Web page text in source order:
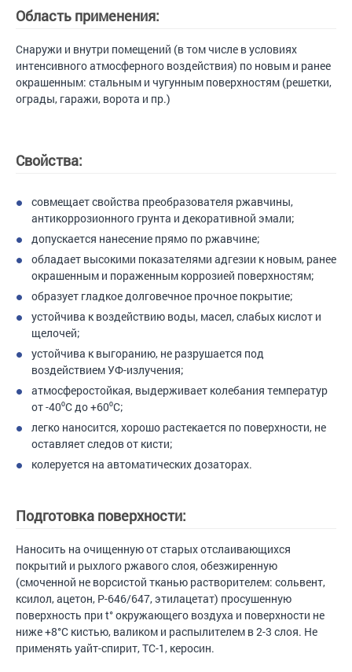
Область применения:
Снаружи и внутри помещений (в том числе в условиях
интенсивного атмосферного воздействия) по новым и ранее
окрашенным: стальным и чугунным поверхностям (решетки,
ограды, гаражи, ворота и пр.)
Свойства:
совмещает свойства преобразователя ржавчины,
антикоррозионного грунта и декоративной эмали;
допускается нанесение прямо по ржавчине;
обладает высокими показателями адгезии к новым, ранее
окрашенным и пораженным коррозией поверхностям;
образует гладкое долговечное прочное покрытие;
устойчива к воздействию воды, масел, слабых кислот и
щелочей;
устойчива к выгоранию, не разрушается под
воздействием УФ-излучения;
атмосферостойкая, выдерживает колебания температур
от -40⁰C до +60⁰С;
легко наносится, хорошо растекается по поверхности, не
оставляет следов от кисти;
колеруется на автоматических дозаторах.
Подготовка поверхности:
Наносить на очищенную от старых отслаивающихся
покрытий и рыхлого ржавого слоя, обезжиренную
(смоченной не ворсистой тканью растворителем: сольвент,
ксилол, ацетон, Р-646/647, этилацетат) просушенную
поверхность при t° окружающего воздуха и поверхности не
ниже +8°С кистью, валиком и распылителем в 2-3 слоя. Не
применять уайт-спирит, ТС-1, керосин.